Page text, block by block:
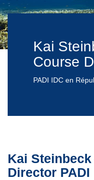
Kai
Course
PADI IDC en
Kai
Director PADI